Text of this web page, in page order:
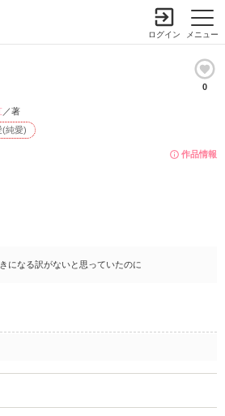
メニュー
ログイン
0
作品情報
(純愛)
／著
になる訳がないと思っていたのに